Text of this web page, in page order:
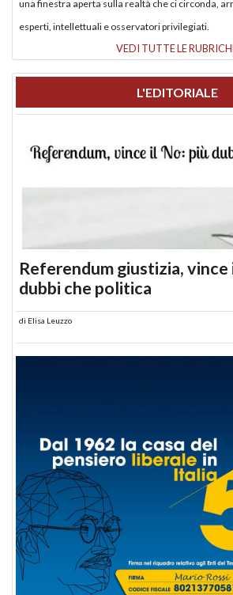
una finestra aperta sulla realtà che ci circonda,
esperti, intellettuali e osservatori privilegiati.
VEDI TUTTE LE
L'EDITORIALE
Referendum giustizia, vince
dubbi che politica
di Elisa Leuzzo